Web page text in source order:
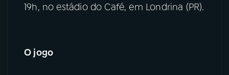
08 FESTIVAL DE MÚSICA
19h, no estádio do Café, em Londrina (PR).
O jogo